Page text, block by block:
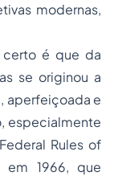
modernas,
certo é que da
se originou a
aperfeiçoada e
especialmente
Rules of
em 1966, que